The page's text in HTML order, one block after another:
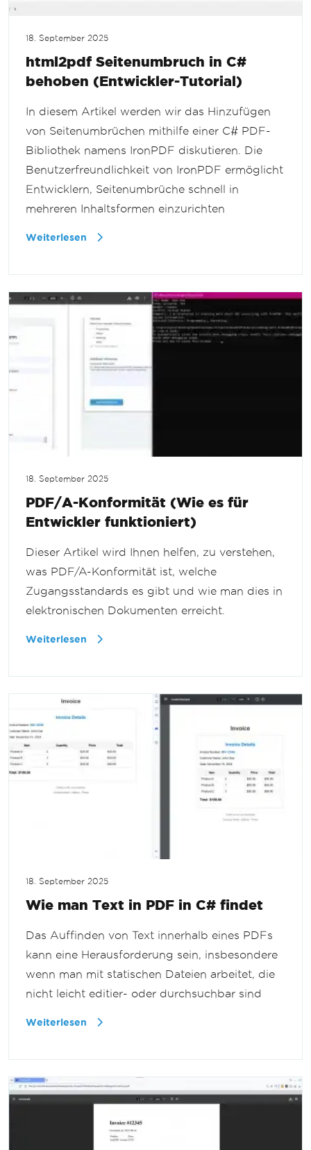
18. September 2025
html2pdf Seitenumbruch in C#
behoben (Entwickler-Tutorial)
In diesem Artikel werden wir das Hinzufügen
von Seitenumbrüchen mithilfe einer C# PDF-
Bibliothek namens IronPDF diskutieren. Die
Benutzerfreundlichkeit von IronPDF ermöglicht
Entwicklern, Seitenumbrüche schnell in
mehreren Inhaltsformen einzurichten
Weiterlesen
18. September 2025
PDF/A-Konformität (Wie es für
Entwickler funktioniert)
Dieser Artikel wird Ihnen helfen, zu verstehen,
was PDF/A-Konformität ist, welche
Zugangsstandards es gibt und wie man dies in
elektronischen Dokumenten erreicht.
Weiterlesen
18. September 2025
Wie man Text in PDF in C# findet
Das Auffinden von Text innerhalb eines PDFs
kann eine Herausforderung sein, insbesondere
wenn man mit statischen Dateien arbeitet, die
nicht leicht editier- oder durchsuchbar sind
Weiterlesen